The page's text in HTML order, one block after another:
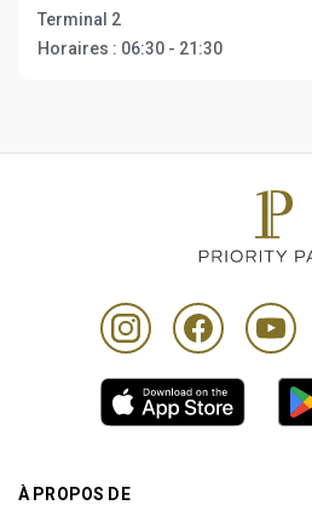
Terminal 2
Horaires : 06:30 - 21:30
À PROPOS DE